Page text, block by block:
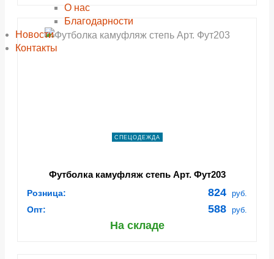
О нас
Благодарности
Новости
Контакты
СПЕЦОДЕЖДА
Футболка камуфляж степь Арт. Фут203
Розница: 824 руб.
Опт: 588 руб.
На складе